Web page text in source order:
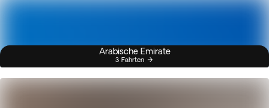
Arabische Emirate
3 Fahrten